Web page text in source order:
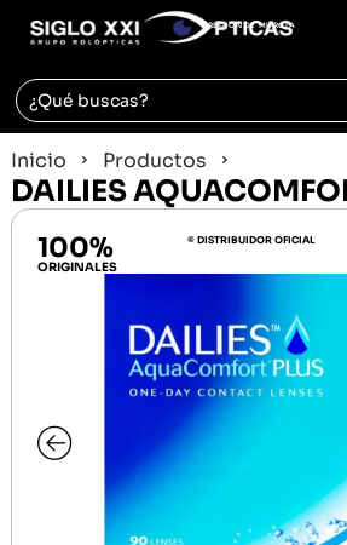
REGIÓN DE MURCIA
Inicio Productos
DAILIES
100%
ORIGINALES
© DISTRIBUIDOR OFICIAL